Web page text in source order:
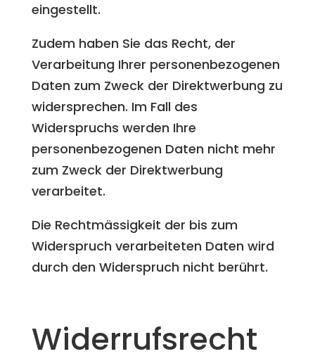
eingestellt.
Zudem haben Sie das Recht, der
Verarbeitung Ihrer personenbezogenen
Daten zum Zweck der Direktwerbung zu
widersprechen. Im Fall des
Widerspruchs werden Ihre
personenbezogenen Daten nicht mehr
zum Zweck der Direktwerbung
verarbeitet.
Die Rechtmässigkeit der bis zum
Widerspruch verarbeiteten Daten wird
durch den Widerspruch nicht berührt.
Widerrufsrecht